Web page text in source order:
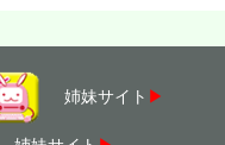
姉妹サイト ▶